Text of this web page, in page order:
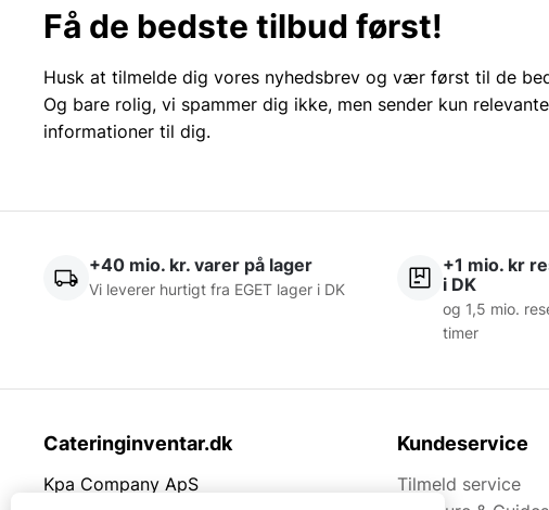
Få de bedste tilbud først!
Husk at tilmelde dig vores nyhedsbrev og vær først til de
Og bare rolig, vi spammer dig ikke, men sender kun
informationer til dig.
+40 mio. kr. varer på lager
Vi leverer hurtigt fra EGET lager i DK
+1 mio. kr
i DK
og 1,5 mio.
timer
Cateringinventar.dk
Kpa Company ApS
Kundeservice
Tilmeld service